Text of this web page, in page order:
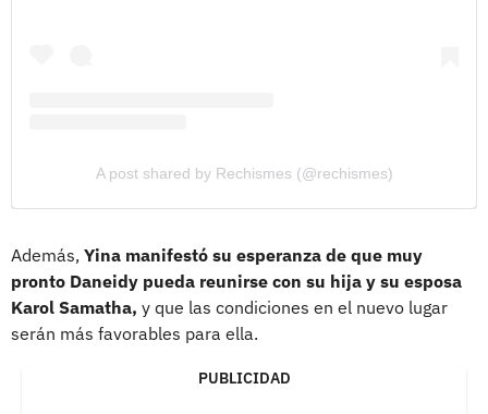
A post shared by Rechismes (@rechismes)
Además, Yina manifestó su esperanza de que muy
pronto Daneidy pueda reunirse con su hija y su esposa
Karol Samatha, y que las condiciones en el nuevo lugar
serán más favorables para ella.
PUBLICIDAD